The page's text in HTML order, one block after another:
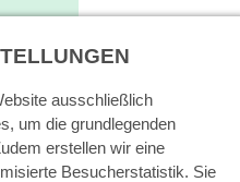
ausschließlich
um die grundlegenden
erstellen wir eine
Besucherstatistik. Sie